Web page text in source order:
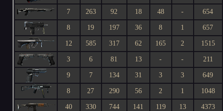
7 263 92 18 48 - 654
8 19 197 36 8 1 657
12 585 317 62 165 2 1515
3 6 81 13 - - 211
9 7 134 31 3 3 649
8 27 290 56 2 1 1048
40 330 744 141 119 13 4373